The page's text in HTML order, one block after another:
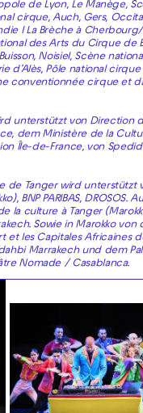
de Lyon, Le Manège,
cirque, Auch, Gers,
I La Brèche à Cherbourg/
des Arts du Cirque de
Noisiel, Scène
d’Alès, Pôle national
conventionnée cirque et
unterstützt von Direction
dem Ministère de la
Île-de-France, von
de Tanger wird unterstützt
BNP PARIBAS, DROSOS.
la culture à Tanger
Sowie in Marokko von
et les Capitales Africaines
Marrakech und dem
Nomade / Casablanca.